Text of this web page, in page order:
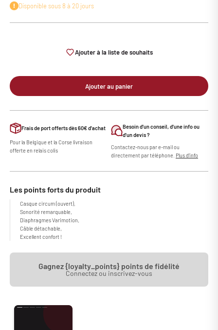
Disponible sous 8 à 20 jours
Ajouter à la liste de souhaits
Ajouter au panier
Frais de port offerts dès 60€ d'achat
Pour la Belgique et la Corse livraison
offerte en relais colis
Besoin d'un conseil, d'une info ou
d'un devis ?
Contactez-nous par e-mail ou
directement par téléphone. Plus d'info
Les points forts du produit
Casque circum (ouvert),
Sonorité remarquable,
Diaphragmes Varimotion,
Câble détachable,
Excellent confort !
Gagnez {loyalty_points} points de fidélité
Connectez ou inscrivez-vous
Le casque circum-auriculaire AKG K702 vous surprendra par sa